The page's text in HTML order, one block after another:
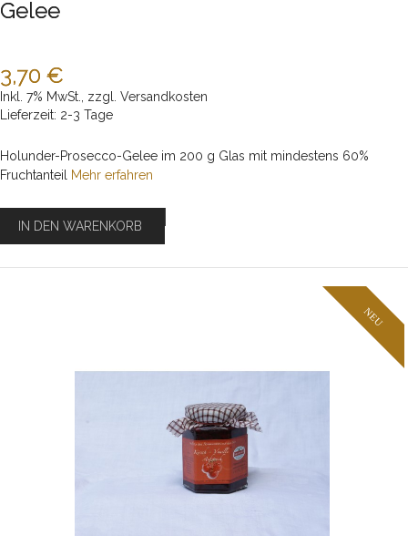
Gelee
3,70 €
Inkl. 7% MwSt. zzgl. Versandkosten
Lieferzeit: 2-3 Tage
Holunder-Prosecco-Gelee im 200 g Glas mit mindestens 60%
Fruchtanteil
Mehr erfahren
IN DEN WARENKORB
NEU